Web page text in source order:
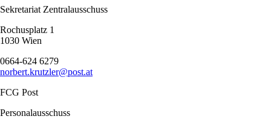
Sekretariat Zentralausschuss
Rochusplatz 1
1030 Wien
0664-624 6279
norbert.krutzler@post.at
FCG Post
Personalausschuss